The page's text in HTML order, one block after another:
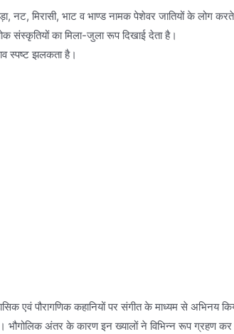
मिरासी, भाट व भाण्ड नामक पेशेवर जातियों के लोग करते
संस्कृतियों का मिला-जुला रूप दिखाई देता है।
स्पष्ट झलकता है।
एवं पौरागणिक कहानियों पर संगीत के माध्यम से अभिनय
भौगोलिक अंतर के कारण इन ख्यालों ने विभिन्न रूप ग्रहण